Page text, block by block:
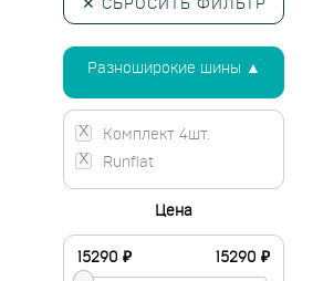
✕ СБРОСИТЬ ФИЛЬТР
Разноширокие шины ▲
Комплект 4шт.
Runflat
Цена